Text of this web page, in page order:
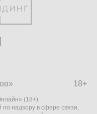
18+
(18+)
надзору в сфере связи,